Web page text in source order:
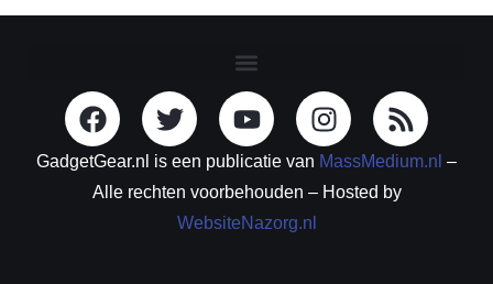
GadgetGear.nl is een publicatie van MassMedium.nl –
Alle rechten voorbehouden – Hosted by
WebsiteNazorg.nl